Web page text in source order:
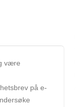
være
på e-